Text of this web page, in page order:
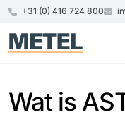
+31 (0) 416 724 800
Wat is